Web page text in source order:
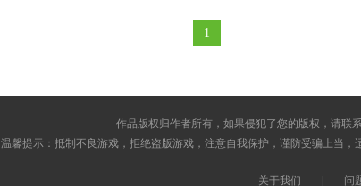
1
作品版权归作者所有，如果侵犯了您的版权，请联
温馨提示：抵制不良游戏，拒绝盗版游戏，注意自我保护，谨防受骗上当
关于我们 问